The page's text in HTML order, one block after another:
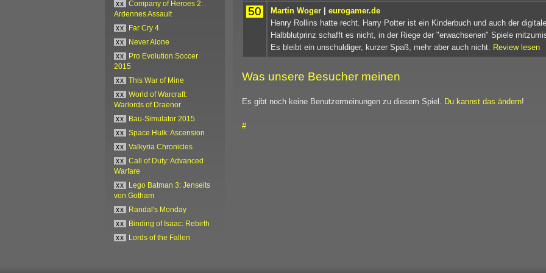
50 Martin Woger | eurogamer.de
Henry Rollins hatte recht. Harry Potter ist ein Kinderbuch und auch der digitale
Halbblutprinz schafft es nicht, in der Riege der "erwachsenen" Spiele
Es bleibt ein unschuldiger, kurzer Spaß, mehr aber auch nicht. Review lesen
Was unsere Besucher meinen
Es gibt noch keine Benutzermeinungen zu diesem Spiel. Du kannst das ändern!
#
xx
Company of Heroes 2:
Ardennes Assault
xx
Far Cry 4
xx
Never Alone
xx
Pro Evolution Soccer
2015
xx
This War of Mine
xx
World of Warcraft:
Warlords of Draenor
xx
Bau-Simulator 2015
xx
Space Hulk: Ascension
xx
Valkyria Chronicles
xx
Call of Duty: Advanced
Warfare
xx
Lego Batman 3: Jenseits
von Gotham
xx
Randal's Monday
xx
Binding of Isaac: Rebirth
xx
Lords of the Fallen